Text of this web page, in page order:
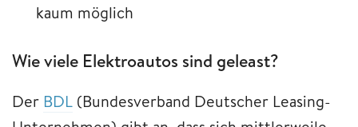
kaum möglich
Wie viele Elektroautos sind geleast?
Der BDL (Bundesverband Deutscher Leasing-